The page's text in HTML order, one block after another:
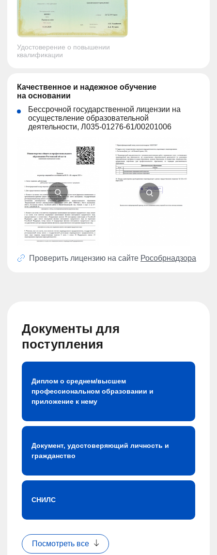
Удостоверение о повышении
квалификации
Качественное и надежное обучение
на основании
Бессрочной государственной лицензии на
осуществление образовательной
деятельности, Л035-01276-61/00201006
Проверить лицензию на сайте Рособрнадзора
Документы для
поступления
Диплом о среднем/высшем
профессиональном образовании и
приложение к нему
Документ, удостоверяющий личность и
гражданство
СНИЛС
Посмотреть все